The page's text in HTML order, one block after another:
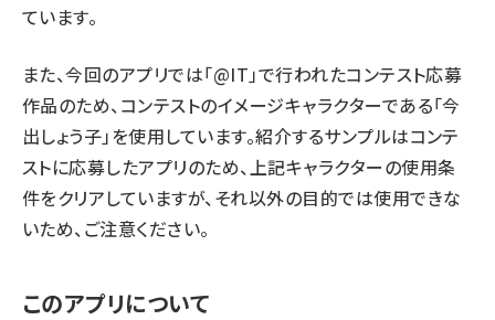
ています。
また、今回のアプリでは「@IT」で行われたコンテスト応募
作品のため、コンテストのイメージキャラクターである「今
出しょう子」を使用しています。紹介するサンプルはコンテ
ストに応募したアプリのため、上記キャラクターの使用条
件をクリアしていますが、それ以外の目的では使用できな
いため、ご注意ください。
このアプリについて